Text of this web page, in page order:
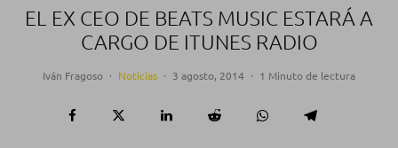
EL EX CEO DE BEATS MUSIC ESTARÁ A
CARGO DE ITUNES RADIO
Iván Fragoso · Noticias · 3 agosto, 2014 · 1 Minuto de lectura